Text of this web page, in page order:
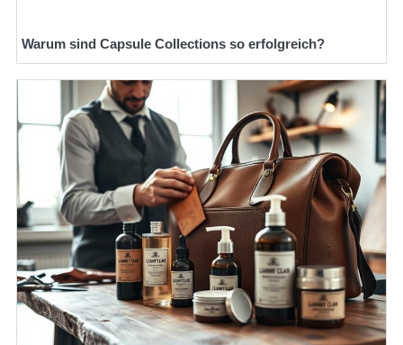
Warum sind Capsule Collections so erfolgreich?